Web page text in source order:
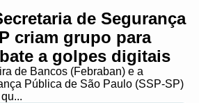
de Segurança
criam grupo para
a golpes digitais
de Bancos (Febraban) e a
Pública de São Paulo (SSP-SP)